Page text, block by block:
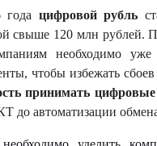
года цифровой рубль
свыше 120 млн рублей.
необходимо уже
чтобы избежать
принимать
до автоматизации